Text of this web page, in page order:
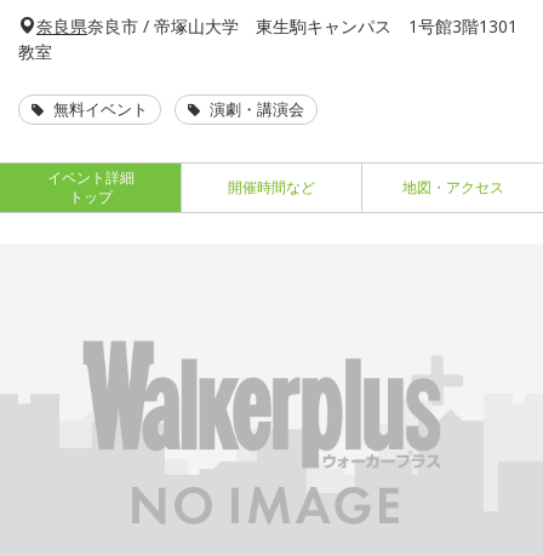
奈良県奈良市 / 帝塚山大学 東生駒キャンパス 1号館3階1301
教室
無料イベント 演劇・講演会
イベント詳細
トップ
開催時間など 地図・アクセス